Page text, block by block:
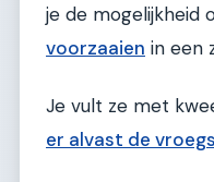
je de mogelijkheid
voorzaaien in een
Je vult ze met
er alvast de